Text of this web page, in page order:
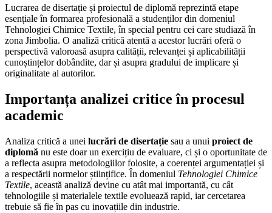
Lucrarea de disertație și proiectul de diplomă reprezintă etape
esențiale în formarea profesională a studenților din domeniul
Tehnologiei Chimice Textile, în special pentru cei care studiază în
zona Jimbolia. O analiză critică atentă a acestor lucrări oferă o
perspectivă valoroasă asupra calității, relevanței și aplicabilității
cunoștințelor dobândite, dar și asupra gradului de implicare și
originalitate al autorilor.
Importanța analizei critice în procesul
academic
Analiza critică a unei lucrări de disertație sau a unui proiect de
diplomă nu este doar un exercițiu de evaluare, ci și o oportunitate de
a reflecta asupra metodologiilor folosite, a coerenței argumentației și
a respectării normelor științifice. În domeniul Tehnologiei Chimice
Textile, această analiză devine cu atât mai importantă, cu cât
tehnologiile și materialele textile evoluează rapid, iar cercetarea
trebuie să fie în pas cu inovațiile din industrie.